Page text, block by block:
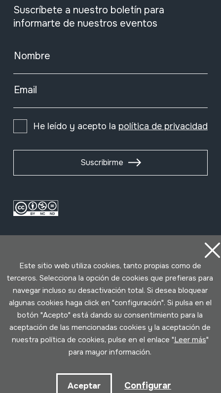
Suscríbete a nuestro boletín para
informarte de nuestros eventos
Nombre
Email
He leído y acepto la política de privacidad
Suscribirme
Condiciones de uso
Política de privacidad
Política de cookies
Desarrollado por Lotura
Este sitio web utiliza cookies, tanto propias como de
terceros. Selecciona la opción de cookies que prefieras para
navegar incluso su desactivación total. Si desea bloquear
algunas cookies haga click en "configuración". Si pulsa en el
botón "Acepto" está dando su consentimiento para la
aceptación de las mencionadas cookies y la aceptación de
nuestra política de cookies, pulse en el enlace "Leer más"
para mayor información.
Aceptar Configurar